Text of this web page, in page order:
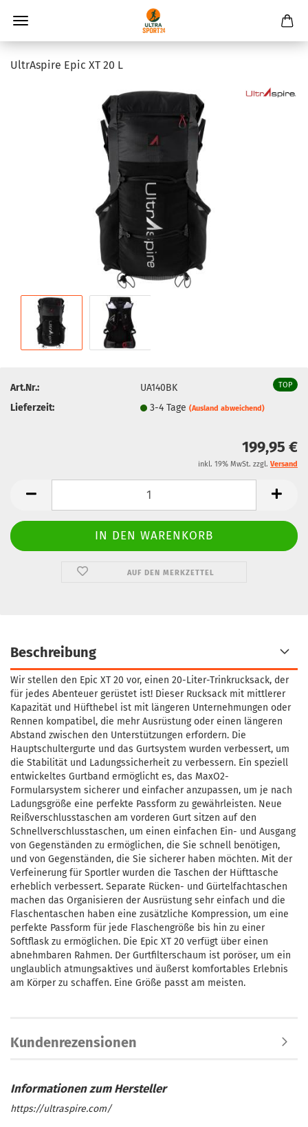
UltrAspire Epic XT 20 L
TOP
Art.Nr.:
UA140BK
Lieferzeit:
3-4 Tage(Ausland abweichend)
199,95 €
inkl. 19% MwSt. zzgl. Versand
AUF DEN MERKZETTEL
Beschreibung
Wir stellen den Epic XT 20 vor, einen 20-Liter-Trinkrucksack, der
für jedes Abenteuer gerüstet ist! Dieser Rucksack mit mittlerer
Kapazität und Hüfthebel ist mit längeren Unternehmungen oder
Rennen kompatibel, die mehr Ausrüstung oder einen längeren
Abstand zwischen den Unterstützungen erfordern. Die
Hauptschultergurte und das Gurtsystem wurden verbessert, um
die Stabilität und Ladungssicherheit zu verbessern. Ein speziell
entwickeltes Gurtband ermöglicht es, das MaxO2-
Formularsystem sicherer und einfacher anzupassen, um je nach
Ladungsgröße eine perfekte Passform zu gewährleisten. Neue
Reißverschlusstaschen am vorderen Gurt sitzen auf den
Schnellverschlusstaschen, um einen einfachen Ein- und Ausgang
von Gegenständen zu ermöglichen, die Sie schnell benötigen,
und von Gegenständen, die Sie sicherer haben möchten. Mit der
Verfeinerung für Sportler wurden die Taschen der Hüfttasche
erheblich verbessert. Separate Rücken- und Gürtelfachtaschen
machen das Organisieren der Ausrüstung sehr einfach und die
Flaschentaschen haben eine zusätzliche Kompression, um eine
perfekte Passform für jede Flaschengröße bis hin zu einer
Softflask zu ermöglichen. Die Epic XT 20 verfügt über einen
abnehmbaren Rahmen. Der Gurtfilterschaum ist poröser, um ein
unglaublich atmungsaktives und äußerst komfortables Erlebnis
am Körper zu schaffen. Eine Größe passt am meisten.
Kundenrezensionen
https://ultraspire.com/